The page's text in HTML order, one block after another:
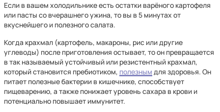
Если в вашем холодильнике есть остатки варёного картофеля
или пасты со вчерашнего ужина, то вы в 5 минутах от
вкуснейшего и полезного салата.
Когда крахмал (картофель, макароны, рис или другие
углеводы) после приготовления остывает, то он превращается
в так называемый устойчивый или резистентный крахмал,
который становится пребиотиком, полезным для здоровья. Он
питает полезные бактерии в кишечнике, способствует
пищеварению, а также понижает уровень сахара в крови и
потенциально повышает иммунитет.